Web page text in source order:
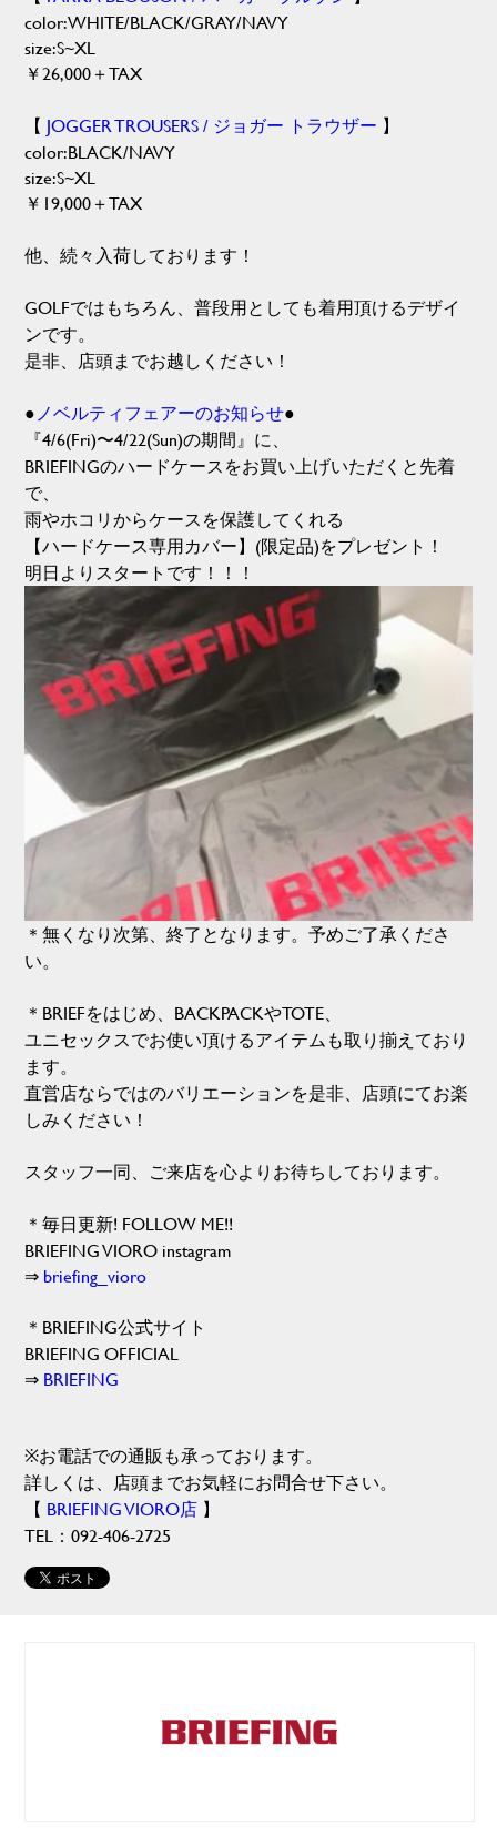
color:WHITE/BLACK/GRAY/NAVY
size:S~XL
￥26,000＋TAX
【 JOGGER TROUSERS / ジョガー トラウザー 】
color:BLACK/NAVY
size:S~XL
￥19,000＋TAX
他、続々入荷しております！
GOLFではもちろん、普段用としても着用頂けるデザイ
ンです。
是非、店頭までお越しください！
●ノベルティフェアーのお知らせ●
『4/6(Fri)〜4/22(Sun)の期間』に、
BRIEFINGのハードケースをお買い上げいただくと先着
で、
雨やホコリからケースを保護してくれる
【ハードケース専用カバー】(限定品)をプレゼント！
明日よりスタートです！！！
＊無くなり次第、終了となります。予めご了承くださ
い。
＊BRIEFをはじめ、BACKPACKやTOTE、
ユニセックスでお使い頂けるアイテムも取り揃えており
ます。
直営店ならではのバリエーションを是非、店頭にてお楽
しみください！
スタッフ一同、ご来店を心よりお待ちしております。
＊毎日更新! FOLLOW ME!!
BRIEFING VIORO instagram
⇒ briefing_vioro
＊BRIEFING公式サイト
BRIEFING OFFICIAL
⇒ BRIEFING
※お電話での通販も承っております。
詳しくは、店頭までお気軽にお問合せ下さい。
【 BRIEFING VIORO店 】
TEL：092-406-2725